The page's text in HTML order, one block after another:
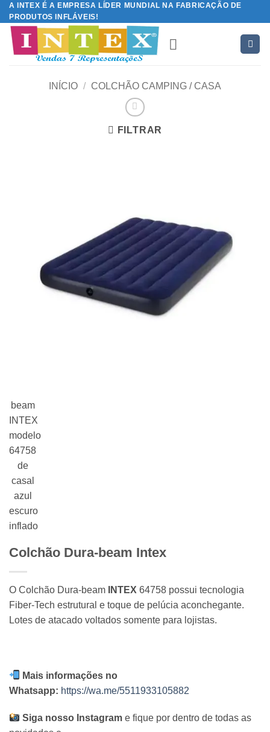
Skip
to
content
A INTEX É A EMPRESA LÍDER MUNDIAL NA FABRICAÇÃO DE
PRODUTOS INFLÁVEIS!
INÍCIO / COLCHÃO CAMPING / CASA
FILTRAR
Colchão Dura-beam Intex
O Colchão Dura-beam INTEX 64758 possui tecnologia
Fiber-Tech estrutural e toque de pelúcia aconchegante.
Lotes de atacado voltados somente para lojistas.
Mais informações no
Whatsapp: https://wa.me/5511933105882
Siga nosso Instagram e fique por dentro de todas as